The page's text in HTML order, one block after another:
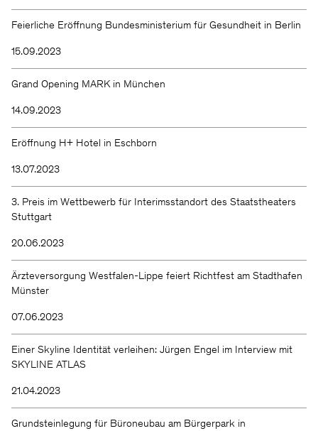
Feierliche Eröffnung Bundesministerium für Gesundheit in Berlin
15.09.2023
Grand Opening MARK in München
14.09.2023
Eröffnung H+ Hotel in Eschborn
13.07.2023
3. Preis im Wettbewerb für Interimsstandort des Staatstheaters
Stuttgart
20.06.2023
Ärzteversorgung Westfalen-Lippe feiert Richtfest am Stadthafen
Münster
07.06.2023
Einer Skyline Identität verleihen: Jürgen Engel im Interview mit
SKYLINE ATLAS
21.04.2023
Grundsteinlegung für Büroneubau am Bürgerpark in